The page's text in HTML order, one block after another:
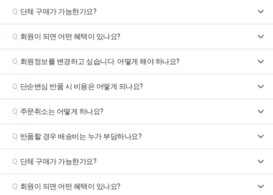
Q 단체 구매가 가능한가요?
Q 회원이 되면 어떤 혜택이 있나요?
Q 회원정보를 변경하고 싶습니다. 어떻게 해야 하나요?
Q 단순변심 반품 시 비용은 어떻게 되나요?
Q 주문취소는 어떻게 하나요?
Q 반품할 경우 배송비는 누가 부담하나요?
Q 단체 구매가 가능한가요?
Q 회원이 되면 어떤 혜택이 있나요?